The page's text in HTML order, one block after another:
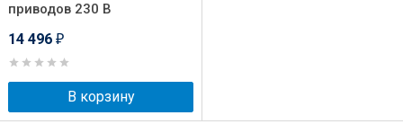
приводов 230 В
14 496 ₽
В корзину